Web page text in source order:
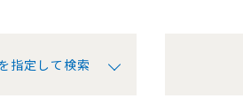
指定して検索